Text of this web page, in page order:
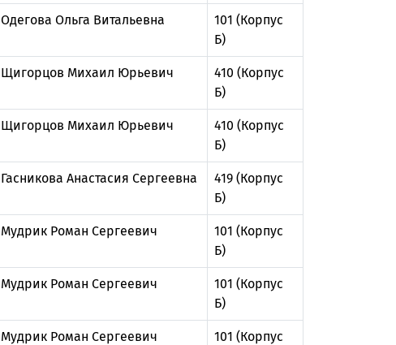
Одегова Ольга Витальевна
101 (Корпус
Б)
Щигорцов Михаил Юрьевич
410 (Корпус
Б)
Щигорцов Михаил Юрьевич
410 (Корпус
Б)
Гасникова Анастасия Сергеевна
419 (Корпус
Б)
Мудрик Роман Сергеевич
101 (Корпус
Б)
Мудрик Роман Сергеевич
101 (Корпус
Б)
Мудрик Роман Сергеевич
101 (Корпус